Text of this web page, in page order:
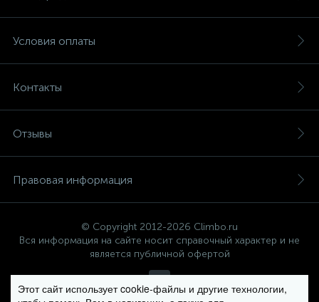
Условия оплаты
Контакты
Отзывы
Правовая информация
© Copyright 2012-2026 Climbo.ru
Вся информация на сайте носит справочный характер и не
является публичной офертой
Этот сайт использует cookie-файлы и другие технологии,